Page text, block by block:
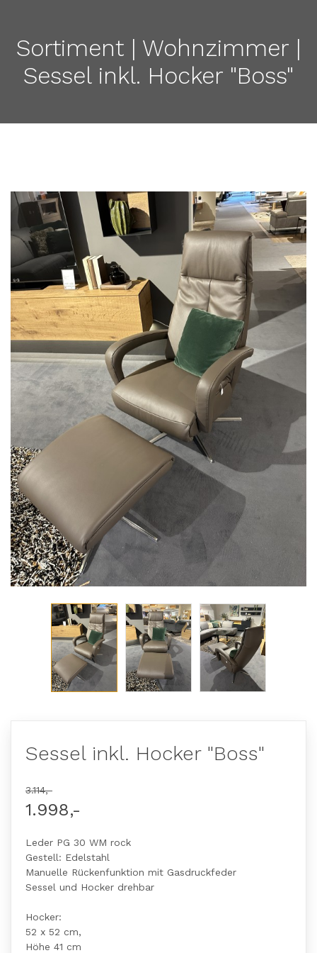
Sortiment | Wohnzimmer |
Sessel inkl. Hocker "Boss"
Sessel inkl. Hocker "Boss"
3.114,-
1.998,-
Leder PG 30 WM rock
Gestell: Edelstahl
Manuelle Rückenfunktion mit Gasdruckfeder
Sessel und Hocker drehbar
Hocker:
52 x 52 cm,
Höhe 41 cm